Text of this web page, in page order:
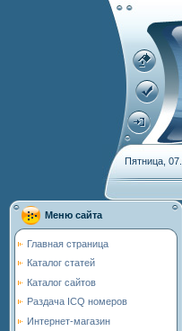
Пятница,
Меню сайта
Главная страница
Каталог статей
Каталог сайтов
Раздача ICQ номеров
Интернет-магазин